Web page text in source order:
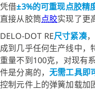
凭借±3%的可重现点胶精
直接从胶筒点胶实现了更
DELO-DOT RE尺寸紧凑
成到几乎任何生产线中，
重量不到100克，对现有
件是分离的，无需工具即
控制元件上的弹簧加载加